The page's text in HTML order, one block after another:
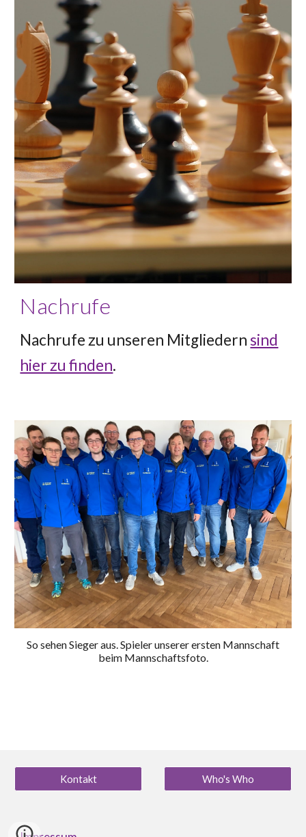
Nachrufe
Nachrufe zu unseren Mitgliedernsind
hier zu finden.
So sehen Sieger aus. Spieler unserer ersten Mannschaft
beim Mannschaftsfoto.
Kontakt Who's Who